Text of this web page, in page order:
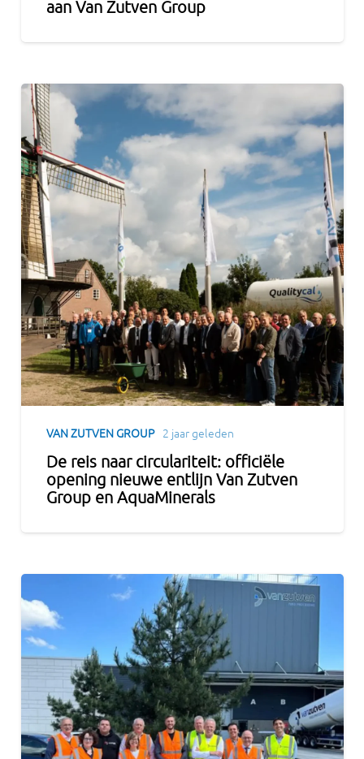
aan Van Zutven Group
VAN ZUTVEN GROUP 2 jaar geleden
De reis naar circulariteit: officiële
opening nieuwe entlijn Van Zutven
Group en AquaMinerals